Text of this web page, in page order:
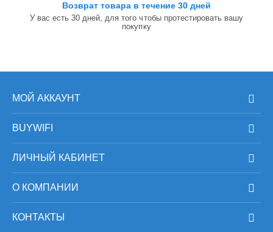
Возврат товара в течение 30 дней
У вас есть 30 дней, для того чтобы протестировать вашу
покупку
МОЙ АККАУНТ
BUYWIFI
ЛИЧНЫЙ КАБИНЕТ
О КОМПАНИИ
КОНТАКТЫ